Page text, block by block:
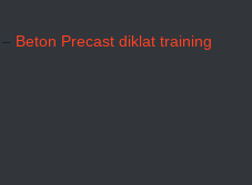
– Beton Precast diklat training